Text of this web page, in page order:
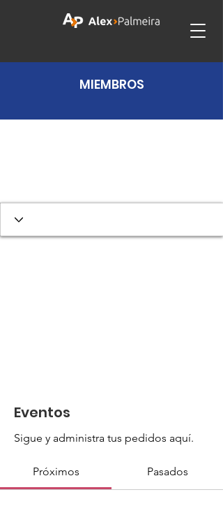
MIEMBROS
Eventos
Sigue y administra tus pedidos aquí.
Próximos Pasados